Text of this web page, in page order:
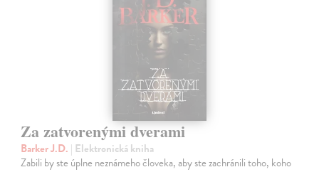
Za zatvorenými dverami
Barker J.D. | Elektronická kniha
Zabili by ste úplne neznámeho človeka, aby ste zachránili toho, koho